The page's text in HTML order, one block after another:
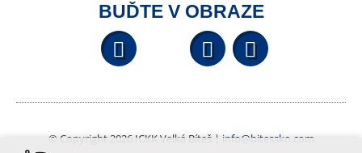
BUĎTE V OBRAZE
Facebook YouTube
© Copyright 2026 ICKK Velká Bíteš | info@bitessko.com